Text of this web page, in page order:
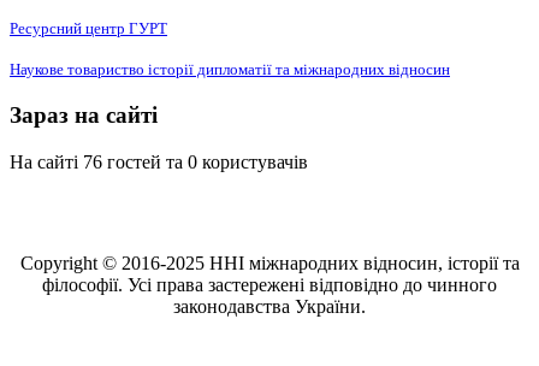
Ресурсний центр ГУРТ
Наукове товариство історії дипломатії та міжнародних відносин
Зараз на сайті
На сайті 76 гостей та 0 користувачів
Copyright © 2016-2025 ННІ міжнародних відносин, історії та
філософії. Усі права застережені відповідно до чинного
законодавства України.